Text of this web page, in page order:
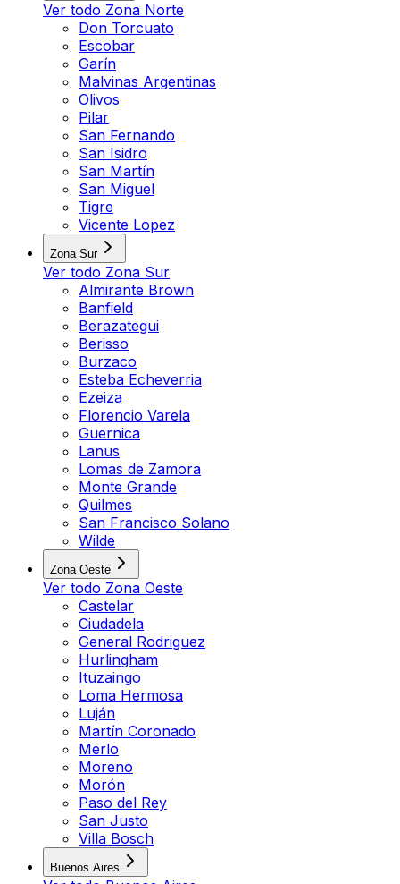
Ver todo Zona Norte
Don Torcuato
Escobar
Garín
Malvinas Argentinas
Olivos
Pilar
San Fernando
San Isidro
San Martín
San Miguel
Tigre
Vicente Lopez
Zona Sur
Ver todo Zona Sur
Almirante Brown
Banfield
Berazategui
Berisso
Burzaco
Esteba Echeverria
Ezeiza
Florencio Varela
Guernica
Lanus
Lomas de Zamora
Monte Grande
Quilmes
San Francisco Solano
Wilde
Zona Oeste
Ver todo Zona Oeste
Castelar
Ciudadela
General Rodriguez
Hurlingham
Ituzaingo
Loma Hermosa
Luján
Martín Coronado
Merlo
Moreno
Morón
Paso del Rey
San Justo
Villa Bosch
Buenos Aires